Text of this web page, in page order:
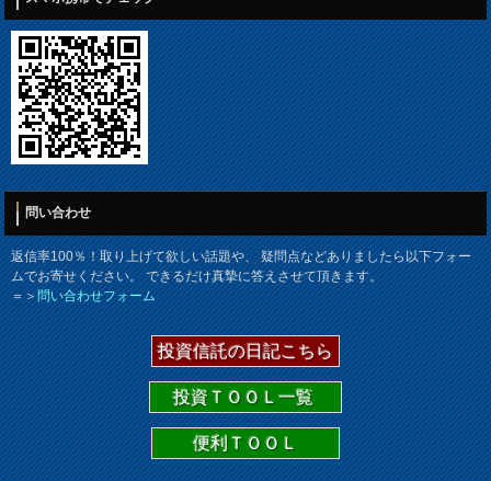
問い合わせ
返信率100％！取り上げて欲しい話題や、 疑問点などありましたら以下フォー
ムでお寄せください。 できるだけ真摯に答えさせて頂きます。
＝＞問い合わせフォーム
投資信託の日記こちら
投資ＴＯＯＬ一覧
便利ＴＯＯＬ